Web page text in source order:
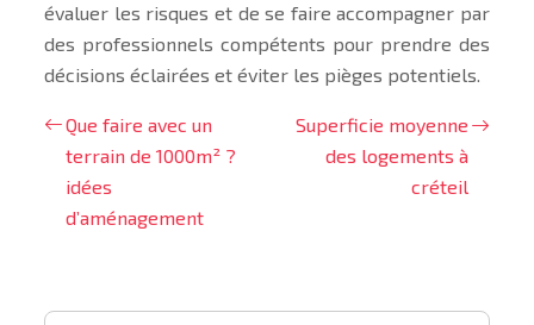
évaluer les risques et de se faire accompagner par
des professionnels compétents pour prendre des
décisions éclairées et éviter les pièges potentiels.
Que faire avec un
terrain de 1000m² ?
idées
d’aménagement
Superficie moyenne
des logements à
créteil